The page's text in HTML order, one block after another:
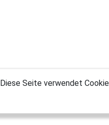
Diese Seite verwendet